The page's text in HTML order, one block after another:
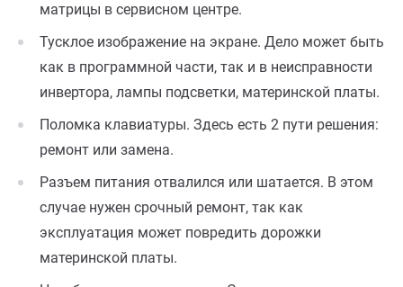
матрицы в сервисном центре.
Тусклое изображение на экране. Дело может быть
как в программной части, так и в неисправности
инвертора, лампы подсветки, материнской платы.
Поломка клавиатуры. Здесь есть 2 пути решения:
ремонт или замена.
Разъем питания отвалился или шатается. В этом
случае нужен срочный ремонт, так как
эксплуатация может повредить дорожки
материнской платы.